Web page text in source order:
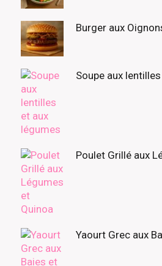
Burger aux
Soupe aux
Poulet Grillé aux
Yaourt Grec aux